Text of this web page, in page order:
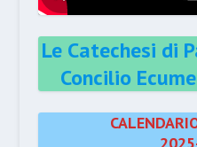
Le Catechesi di
Concilio